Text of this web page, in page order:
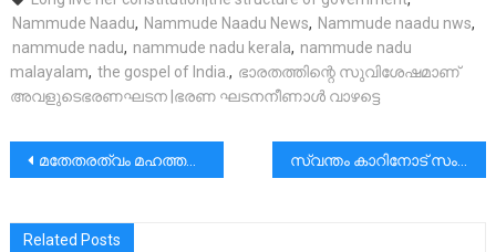
Nammude Naadu, Nammude Naadu News, Nammude naadu nws,
nammude nadu, nammude nadu kerala, nammude nadu
malayalam, the gospel of India., ഭാരതത്തിന്റെ സുവിശേഷമാണ്
അവളുടെഭരണഘടന |ഭരണ ഘടനനീണാൾ വാഴട്ടെ
പോസ്റ്റുകളിലൂടെ
മതേതരത്വം മഹത്തരമാക്കാന്‍ ഭീകരവാദം പിഴുതെറിയണം:ഷെവലിയര്‍ അഡ്വ.വി.സി.സെബാസ്റ്റ്യന്‍ സ്വന്തം കാറിനോട് സംസാരിക്കുന്ന കൂട്ടുകാരനും, സ്വന്തം ടൂവീലറിനോട് സംസാരിക്കുകയും ഗോസിപ്പ് പറയുകയും ചെയ്യുന്ന കൂട്ടുകാരിയും എനിക്കുണ്ട്.
Related Posts